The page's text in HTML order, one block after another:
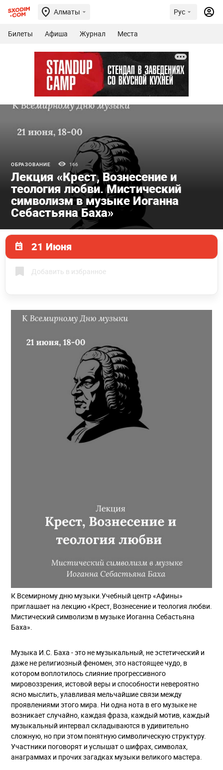
Алматы Рус
Билеты Афиша Журнал Места
ОБРАЗОВАНИЕ 166
Лекция «Крест, Вознесение и
теология любви. Мистический
символизм в музыке Иоганна
Себастьяна Баха»
21 Июня
Добавить в избранное
К Всемирному дню музыки.Учебный центр «Афины»
приглашает на лекцию «Крест, Вознесение и теология любви.
Мистический символизм в музыке Иоганна Себастьяна
Баха».
Музыка И.С. Баха - это не музыкальный, не эстетический и
даже не религиозный феномен, это настоящее чудо, в
котором воплотилось слияние прогрессивного
мировоззрения, истовой веры и способности невероятно
ясно мыслить, улавливая мельчайшие связи между
проявлениями этого мира. Ни одна нота в его музыке не
возникает случайно, каждая фраза, каждый мотив, каждый
музыкальный интервал складываются в удивительно
сложную, но при этом понятную символическую структуру.
Участники поговорят и услышат о шифрах, символах,
анаграммах и прочих загадках музыки великого мастера.